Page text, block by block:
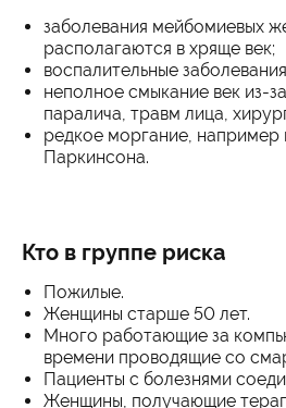
заболевания мейбомиевых
располагаются в хряще век;
воспалительные
неполное смыкание век из-
паралича, травм лица,
редкое моргание, например
Паркинсона.
Кто в группе риска
Пожилые.
Женщины старше 50 лет.
Много работающие за
времени проводящие со
Пациенты с болезнями
Женщины, получающие